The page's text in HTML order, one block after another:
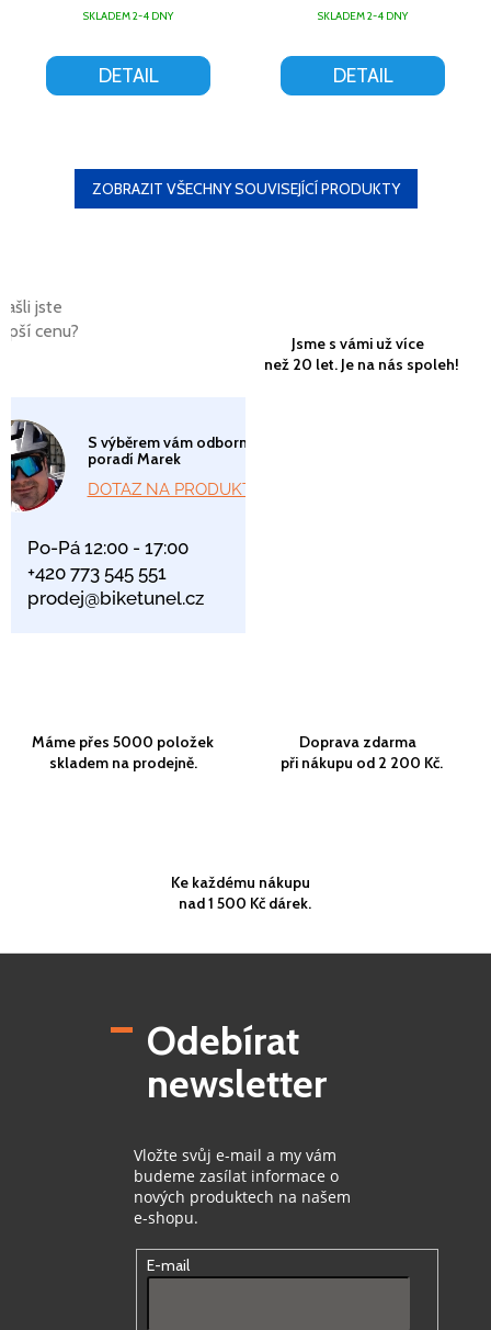
jste
cenu?
S výběrem vám odborně
poradí Marek
DOTAZ NA PRODUKT
Po-Pá 12:00 - 17:00
+420 773 545 551
prodej@biketunel.cz
Jsme s vámi už více
než 20 let. Je na nás spoleh!
Máme přes 5000 položek
skladem na prodejně.
Doprava zdarma
při nákupu od 2 200 Kč.
Ke každému nákupu
nad 1 500 Kč dárek.
SKLADEM 2-4 DNY
DETAIL
SKLADEM 2-4 DNY
DETAIL
ZOBRAZIT VŠECHNY SOUVISEJÍCÍ PRODUKTY
Odebírat
newsletter
Vložte svůj e-mail a my vám
budeme zasílat informace o
nových produktech na našem
e-shopu.
E-mail